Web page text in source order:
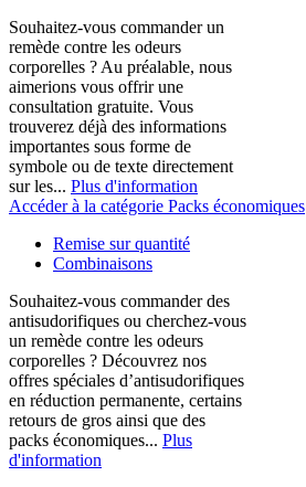
Souhaitez-vous commander un
remède contre les odeurs
corporelles ? Au préalable, nous
aimerions vous offrir une
consultation gratuite. Vous
trouverez déjà des informations
importantes sous forme de
symbole ou de texte directement
sur les... Plus d'information
Accéder à la catégorie Packs économiques
Remise sur quantité
Combinaisons
Souhaitez-vous commander des
antisudorifiques ou cherchez-vous
un remède contre les odeurs
corporelles ? Découvrez nos
offres spéciales d’antisudorifiques
en réduction permanente, certains
retours de gros ainsi que des
packs économiques... Plus
d'information